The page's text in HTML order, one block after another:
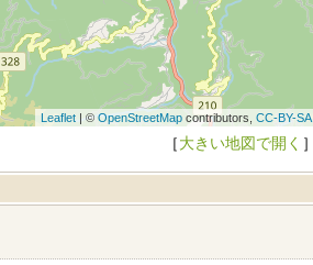
Leaflet| © OpenStreetMapcontributors, CC-BY-SA
［大きい地図で開く ］